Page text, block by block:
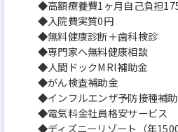
◆高額療養費1ヶ月自己負担
◆入院費実質0円
◆無料健康診断＋歯科検診
◆専門家へ無料健康相談
◆人間ドックMRI補助金
◆がん検査補助金
◆インフルエンザ予防接種補
◆電気料金社員格安サービス
◆ディズニーリゾート（年1500